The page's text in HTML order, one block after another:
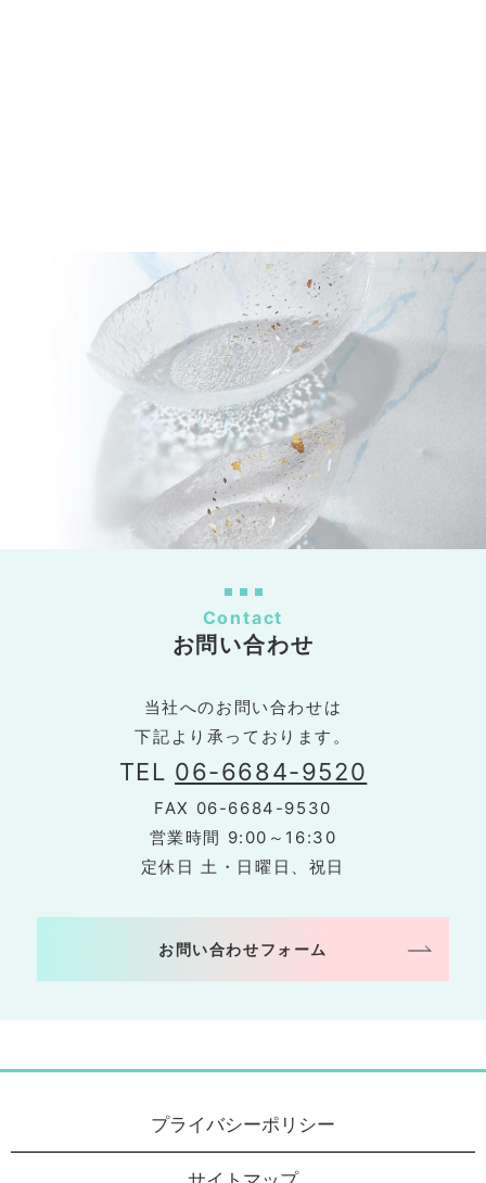
Contact
お問い合わせ
当社へのお問い合わせは
下記より承っております。
TEL 06-6684-9520
FAX 06-6684-9530
営業時間 9:00～16:30
定休日 土・日曜日、祝日
お問い合わせフォーム
プライバシーポリシー